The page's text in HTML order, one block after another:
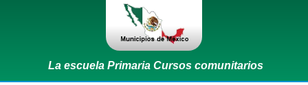
La escuela Primaria Cursos comunitarios